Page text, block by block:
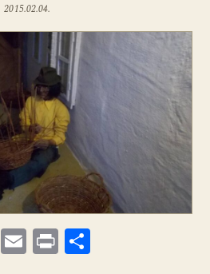
2015.02.04.
R E Pr